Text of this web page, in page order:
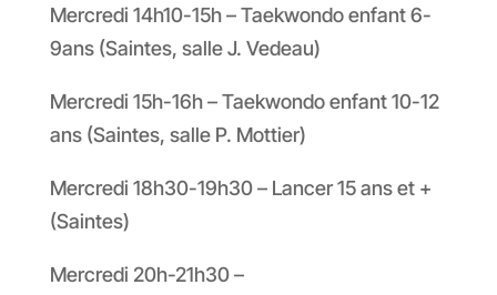
Mercredi 14h10-15h – Taekwondo enfant 6-
9ans (Saintes, salle J. Vedeau)
Mercredi 15h-16h – Taekwondo enfant 10-12
ans (Saintes, salle P. Mottier)
Mercredi 18h30-19h30 – Lancer 15 ans et +
(Saintes)
Mercredi 20h-21h30 –